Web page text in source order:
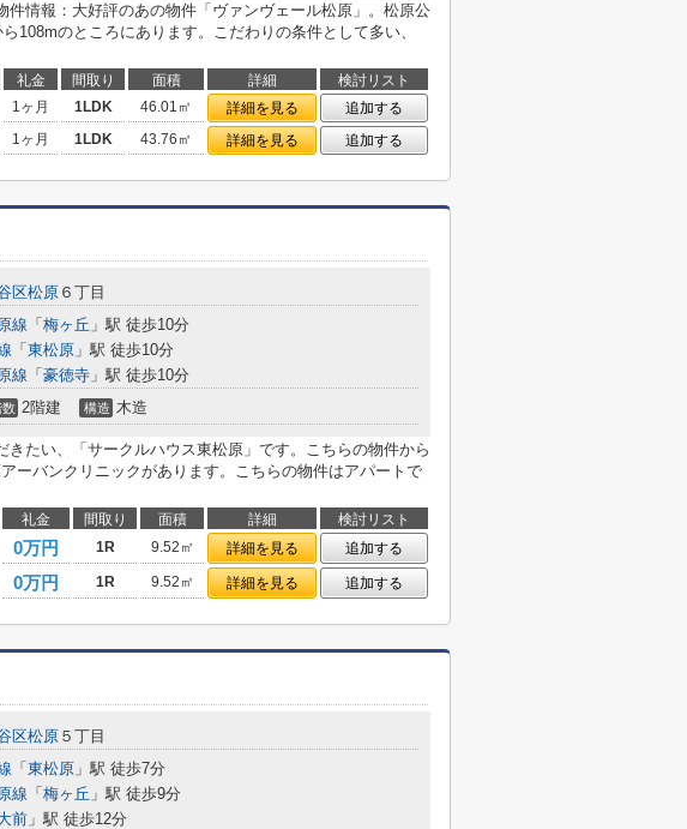
件情報：大好評のあの物件「ヴァンヴェール松原」。松原公
108mのところにあります。こだわりの条件として多い、
礼金 間取り 面積 詳細
検討リスト
1ヶ月 1LDK 46.01㎡ 詳細を見る
追加する
1ヶ月 1LDK 43.76㎡ 詳細を見る 追加する
区松原 ６丁目
線 「 梅ヶ丘 」駅 徒歩10分
「 東松原 」駅 徒歩10分
線 「 豪徳寺 」駅 徒歩10分
数 2階建 構造 木造
きたい、「サークルハウス東松原」です。こちらの物件から
ーバンクリニックがあります。こちらの物件はアパートで
礼金 間取り 面積 詳細
検討リスト
0万円 1R 9.52㎡ 詳細を見る
追加する
0万円 1R 9.52㎡ 詳細を見る 追加する
区松原 ５丁目
「 東松原 」駅 徒歩7分
線 「 梅ヶ丘 」駅 徒歩9分
前 」駅 徒歩12分